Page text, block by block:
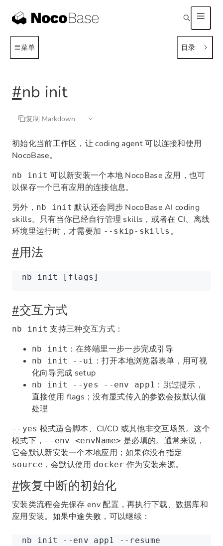
菜单 目录
#nb init
复制 Markdown
初始化当前工作区，让 coding agent 可以连接和使用
NocoBase。
nb init 可以新安装一个本地 NocoBase 应用，也可
以保存一个已有应用的连接信息。
另外， nb init 默认还会同步 NocoBase AI coding
skills。只有当你已经自行管理 skills，或者在 CI、离线
环境里运行时，才需要加 --skip-skills 。
#用法
nb init [flags]
#交互方式
nb init 支持三种交互方式：
nb init ：在终端里一步一步完成引导
nb init --ui ：打开本地浏览器表单，用可视
化向导完成 setup
nb init --yes --env app1 ：跳过提示，
直接使用 flags；没有显式传入的参数会按默认值
处理
--yes 模式适合脚本、CI/CD 或其他非交互场景。这个
模式下， --env <envName> 是必填的。通常来说，
它会默认新安装一个本地应用；如果你没有指定 --
source ，会默认使用 docker 作为安装来源。
#恢复中断的初始化
安装类流程会先保存 env 配置，再执行下载、数据库和
应用安装。如果中途失败，可以继续：
nb init --env app1 --resume